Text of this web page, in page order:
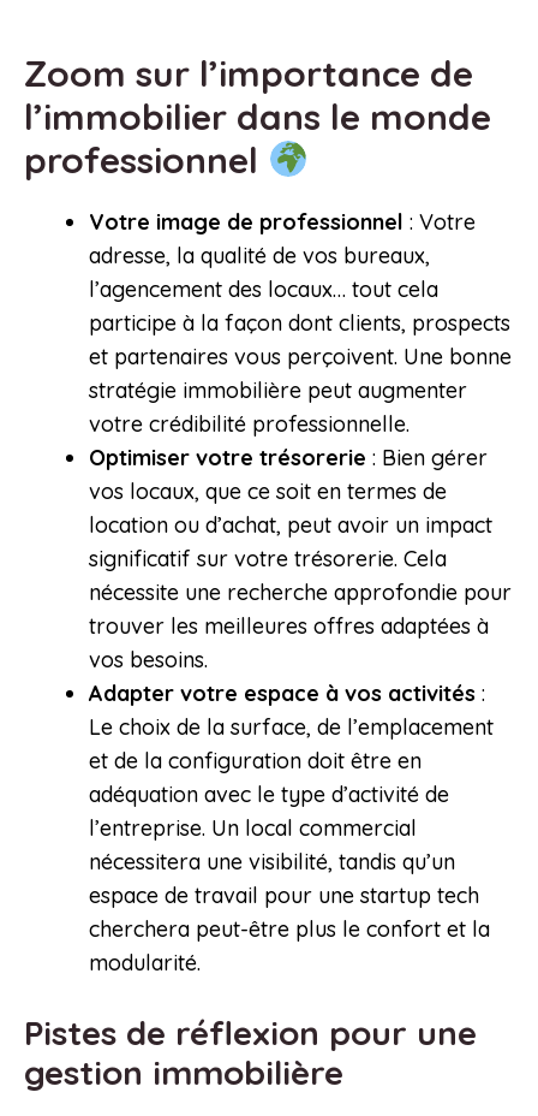
Zoom sur l’importance de
l’immobilier dans le monde
professionnel
Votre image de professionnel : Votre
adresse, la qualité de vos bureaux,
l’agencement des locaux… tout cela
participe à la façon dont clients, prospects
et partenaires vous perçoivent. Une bonne
stratégie immobilière peut augmenter
votre crédibilité professionnelle.
Optimiser votre trésorerie : Bien gérer
vos locaux, que ce soit en termes de
location ou d’achat, peut avoir un impact
significatif sur votre trésorerie. Cela
nécessite une recherche approfondie pour
trouver les meilleures offres adaptées à
vos besoins.
Adapter votre espace à vos activités :
Le choix de la surface, de l’emplacement
et de la configuration doit être en
adéquation avec le type d’activité de
l’entreprise. Un local commercial
nécessitera une visibilité, tandis qu’un
espace de travail pour une startup tech
cherchera peut-être plus le confort et la
modularité.
Pistes de réflexion pour une
gestion immobilière